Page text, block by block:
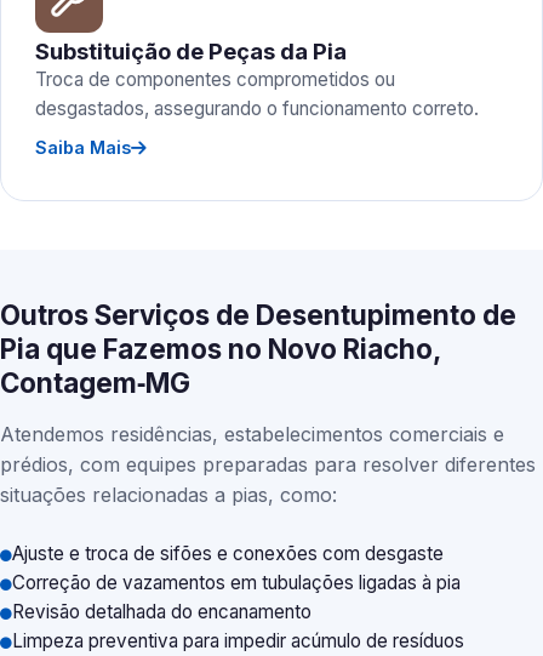
Substituição de Peças da Pia
Troca de componentes comprometidos ou
desgastados, assegurando o funcionamento correto.
Saiba Mais
Outros Serviços de Desentupimento de
Pia que Fazemos no Novo Riacho,
Contagem‑MG
Atendemos residências, estabelecimentos comerciais e
prédios, com equipes preparadas para resolver diferentes
situações relacionadas a pias, como:
Ajuste e troca de sifões e conexões com desgaste
Correção de vazamentos em tubulações ligadas à pia
Revisão detalhada do encanamento
Limpeza preventiva para impedir acúmulo de resíduos